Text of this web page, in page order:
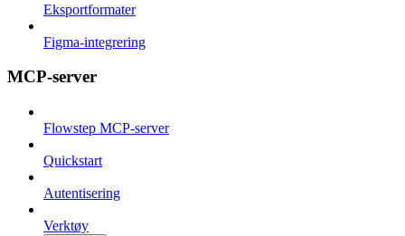
Eksportformater
Figma-integrering
MCP-server
Flowstep MCP-server
Quickstart
Autentisering
Verktøy